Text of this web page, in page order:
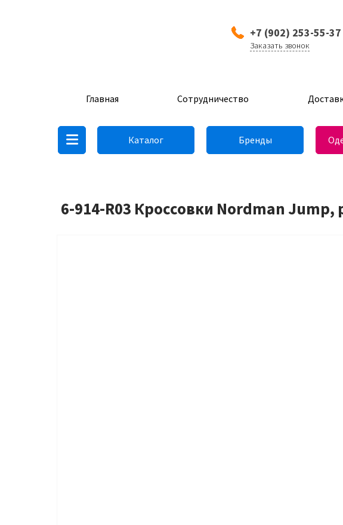
+7 (902) 253-55-37
Заказать звонок
Главная Сотрудничество
Каталог Бренды
6-914-R03 Кроссовки Nordman Jump,